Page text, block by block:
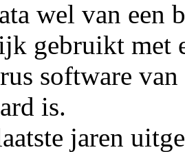
wel van
gebruikt met
software
is.
jaren